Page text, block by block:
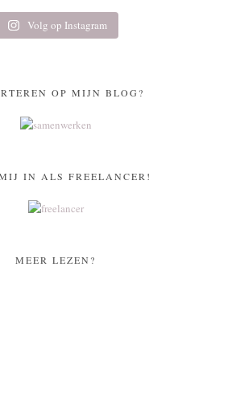
Volg op Instagram
OP MIJN BLOG?
IN ALS FREELANCER!
MEER LEZEN?